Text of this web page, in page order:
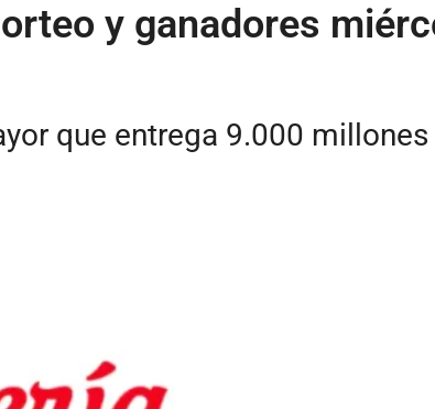
y ganadores
que entrega 9.000